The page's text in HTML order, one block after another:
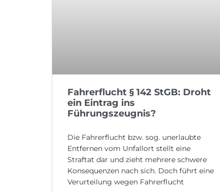
Fahrerflucht § 142 StGB: Droht
ein Eintrag ins
Führungszeugnis?
Die Fahrerflucht bzw. sog. unerlaubte
Entfernen vom Unfallort stellt eine
Straftat dar und zieht mehrere schwere
Konsequenzen nach sich. Doch führt eine
Verurteilung wegen Fahrerflucht